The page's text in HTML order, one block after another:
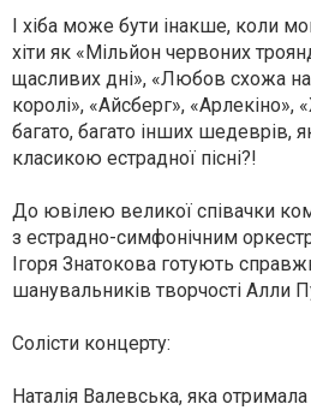
І хіба може бути інакше, коли
хіти як «Мільйон червоних
щасливих дні», «Любов схожа
королі», «Айсберг», «Арлекіно»,
багато, багато інших шедеврів,
класикою естрадної пісні?!
До ювілею великої співачки
з естрадно-симфонічним
Ігоря Знатокова готують
шанувальників творчості Алли
Солісти концерту:
Наталія Валевська, яка